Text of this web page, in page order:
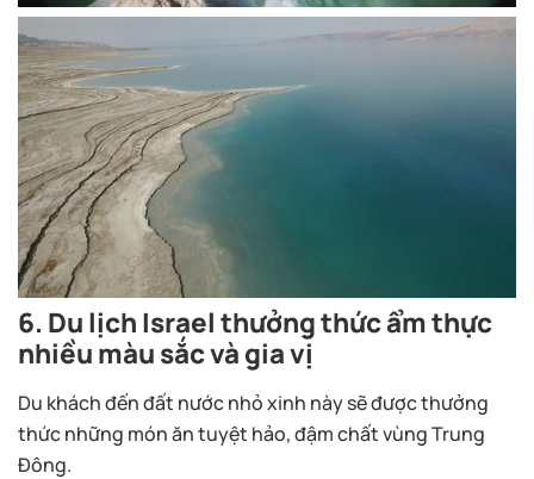
6. Du lịch Israel thưởng thức ẩm thực
nhiều màu sắc và gia vị
Du khách đến đất nước nhỏ xinh này sẽ được thưởng
thức những món ăn tuyệt hảo, đậm chất vùng Trung
Đông.